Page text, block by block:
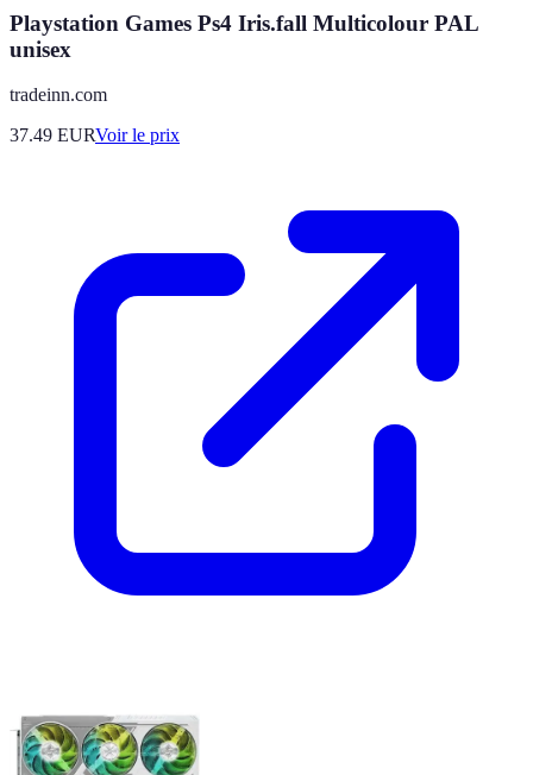
Playstation Games Ps4 Iris.fall Multicolour PAL
unisex
tradeinn.com
37.49 EURVoir le prix